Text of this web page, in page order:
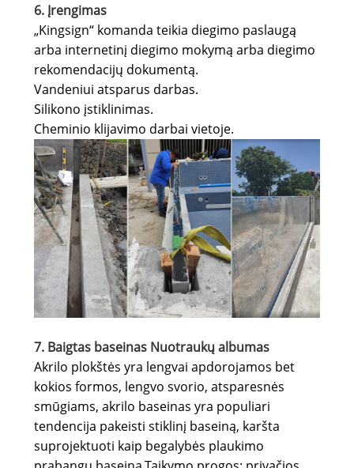
6. Įrengimas
„Kingsign“ komanda teikia diegimo paslaugą
arba internetinį diegimo mokymą arba diegimo
rekomendacijų dokumentą.
Vandeniui atsparus darbas.
Silikono įstiklinimas.
Cheminio klijavimo darbai vietoje.
7. Baigtas baseinas Nuotraukų albumas
Akrilo plokštės yra lengvai apdorojamos bet
kokios formos, lengvo svorio, atsparesnės
smūgiams, akrilo baseinas yra populiari
tendencija pakeisti stiklinį baseiną, karšta
suprojektuoti kaip begalybės plaukimo